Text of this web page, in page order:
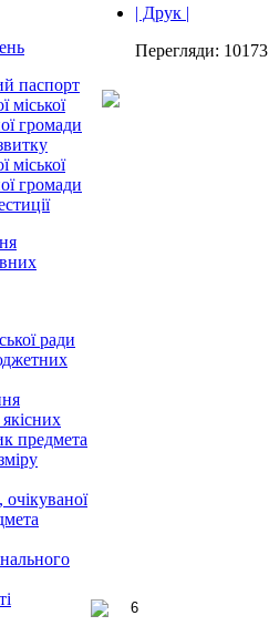
паспорт
міської
громади
міської
громади
ради
предмета
| Друк |
Перегляди: 10173